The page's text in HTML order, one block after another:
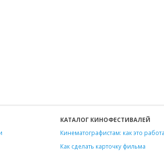
КАТАЛОГ КИНОФЕСТИВАЛЕЙ
Кинематографистам: как это
Как сделать карточку фильма